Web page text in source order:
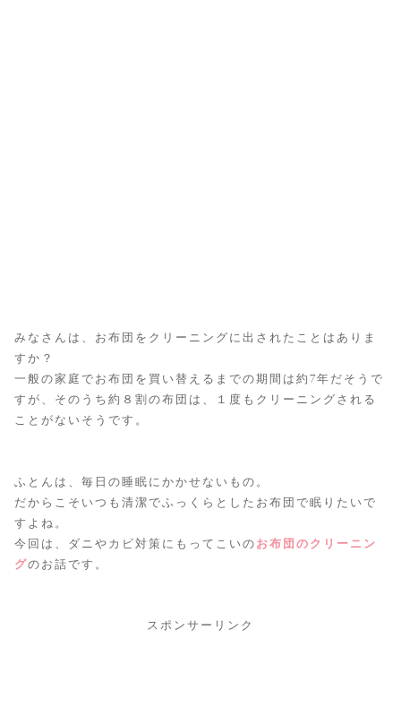
みなさんは、お布団をクリーニングに出されたことはありま
すか？
一般の家庭でお布団を買い替えるまでの期間は約7年だそうで
すが、そのうち約８割の布団は、１度もクリーニングされる
ことがないそうです。
ふとんは、毎日の睡眠にかかせないもの。
だからこそいつも清潔でふっくらとしたお布団で眠りたいで
すよね。
今回は、ダニやカビ対策にもってこいのお布団のクリーニン
グのお話です。
スポンサーリンク